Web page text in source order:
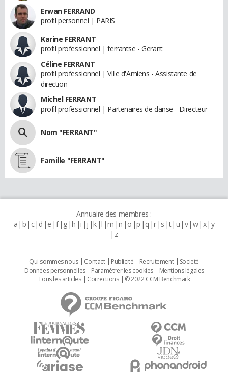
Erwan FERRAND
profil personnel | PARIS
Karine FERRANT
profil professionnel | ferrantse - Gerant
Céline FERRANT
profil professionnel | Ville d'Amiens - Assistante de
direction
Michel FERRANT
profil professionnel | Partenaires de danse - Directeur
Nom "FERRANT"
Famille "FERRANT"
Annuaire des membres :
a b c d e f g h i j k l m n o p q r s t u v w x y
z
Qui sommes nous Contact Publicité Recrutement
Societé
Données personnelles
Paramétrer les cookies
Mentions légales
Tous les articles
Corrections © 2022 CCM Benchmark